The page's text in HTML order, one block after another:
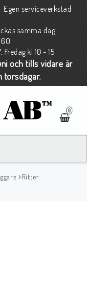
serviceverkstad
samma dag
Fredag kl 10 - 15
och tills vidare är
torsdagar.
0
Ritter